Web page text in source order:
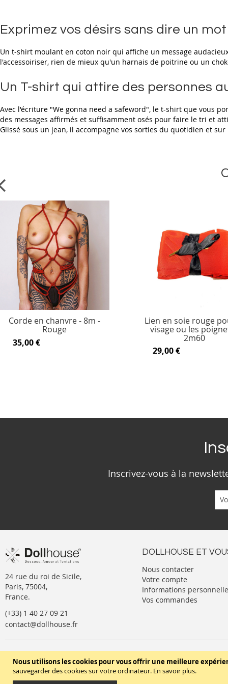
Nous utilisons les cookies pour vous offrir une meilleure
sauvegarder des cookies sur votre ordinateur. En savoir plus.
the
images
Exprimez vos désirs sans dire un mot
Un t-shirt moulant en coton noir qui affiche un message
l'accessoiriser, rien de mieux qu'un harnais de poitrine ou un
Un T-shirt qui attire des personnes
Avec l'écriture "We gonna need a safeword", le t-shirt que vous
des messages affirmés et suffisamment osés pour faire le tri et
Glissé sous un jean, il accompagne vos sorties du quotidien et
Corde en chanvre - 8m -
Rouge
35,00 €
Lien en soie rouge
visage ou les
2m60
29,00 €
Inscrivez-vous à la
24 rue du roi de Sicile,
Paris, 75004,
France.
(+33) 1 40 27 09 21
contact@dollhouse.fr
DOLLHOUSE ET
Nous contacter
Votre compte
Informations
Vos commandes
Conditions générales de vente